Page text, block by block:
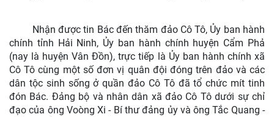
Nhận được tin Bác đến thăm đảo Cô Tô, Ủy ban hành
chính tỉnh Hải Ninh, Ủy ban hành chính huyện Cẩm Phả
(nay là huyện Vân Đồn), trực tiếp là Ủy ban hành chính xã
Cô Tô cùng một số đơn vị quân đội đóng trên đảo và các
dân tộc sinh sống ở quần đảo Cô Tô đã tổ chức mít tinh
đón Bác. Đảng bộ và nhân dân xã đảo Cô Tô dưới sự chỉ
đạo của ông Voòng Xi - Bí thư đảng ủy và ông Tắc Quang -